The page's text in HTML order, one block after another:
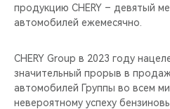
продукцию CHERY – девятый
автомобилей ежемесячно.
CHERY Group в 2023 году
значительный прорыв в
автомобилей Группы во всем
невероятному успеху